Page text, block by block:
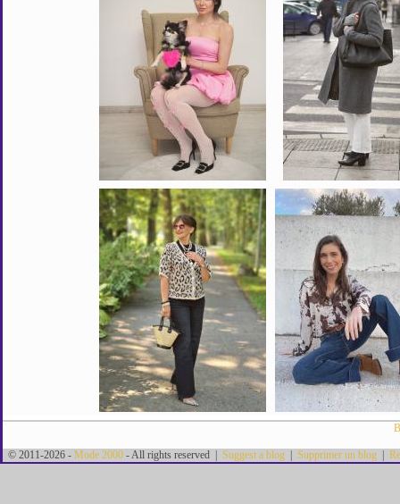
© 2011-2026 - Mode 2000 - All rights reserved | Suggest a blog Supprimer un blog